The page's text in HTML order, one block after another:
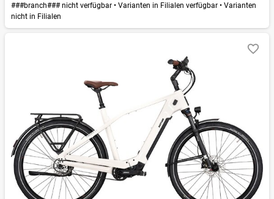
###branch### nicht verfügbar • Varianten in Filialen verfügbar • Varianten
nicht in Filialen